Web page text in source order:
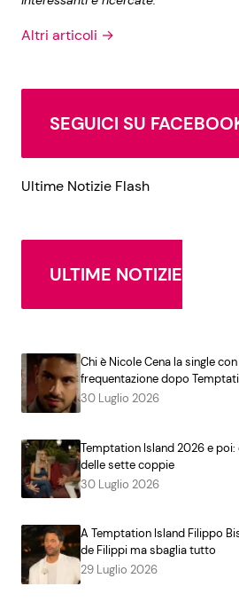
Altri articoli →
SEGUICI SU
Ultime Notizie Flash
ULTIME NOTIZIE
Chi è Nicole Cena la single
frequentazione dopo
30 Luglio 2026
Temptation Island 2026 e
delle sette coppie
30 Luglio 2026
A Temptation Island Filippo
de Filippi ma sbaglia tutto
29 Luglio 2026